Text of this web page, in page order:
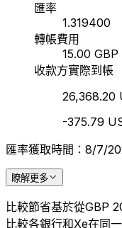
匯率
1.319400
轉帳費用
15.00 GBP
收款方實際到帳
26,368.20
-375.79
匯率獲取時間：8/7/
瞭解更多
比較節省基於從GBP
比較各銀行和Xe在同